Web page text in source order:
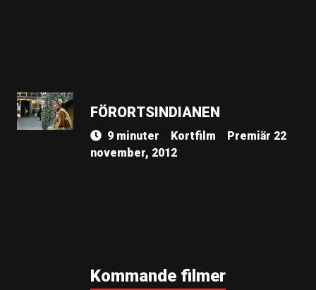
FÖRORTSINDIANEN
9 minuter Kortfilm
Premiär 22
november, 2012
Kommande filmer